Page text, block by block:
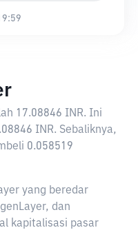
17.08846 INR. Ini
INR. Sebaliknya,
0.058519
yang beredar
dan
kapitalisasi pasar